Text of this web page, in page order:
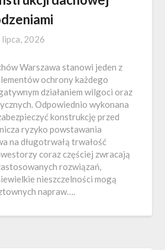
lipca, 2026
Warszawa stanowi jeden z
ochrony każdego
działaniem wilgoci oraz
Odpowiednio wykonana
konstrukcję przed
ryzyko powstawania
na długotrwałą trwałość
coraz częściej zwracają
rozwiązań,
nieszczelności mogą
napraw….